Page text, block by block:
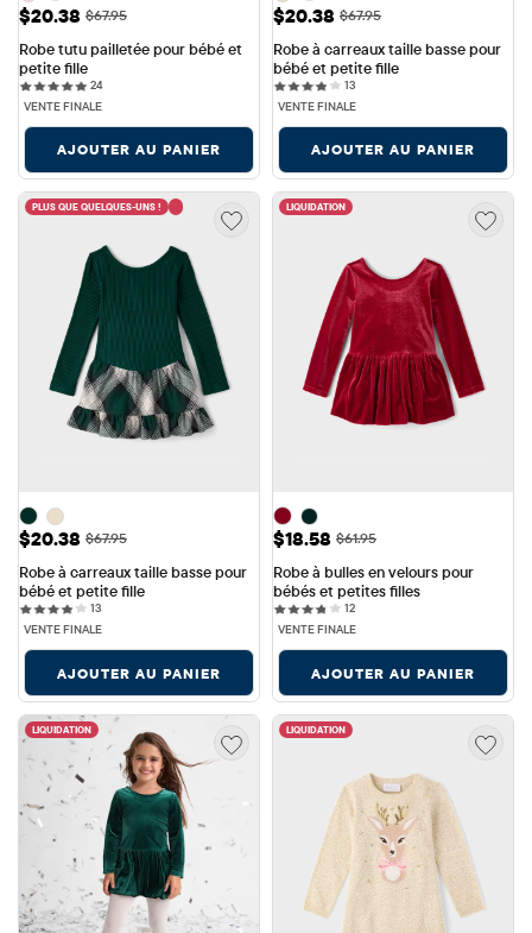
Prix ​​de vente: $20.38
$20.38 Prix ​​d'origine: $67.95
$67.95
Robe tutu pailletée pour bébé et
petite fille
2424 reviews
VENTE FINALE
AJOUTER AU PANIER
Prix ​​de vente: $20.38
$20.38 Prix ​​d'origine: $67.95
$67.95
Robe à carreaux taille basse pour
bébé et petite fille
1313 reviews
VENTE FINALE
AJOUTER AU PANIER
PLUS QUE QUELQUES-UNS !
Prix ​​de vente: $20.38
$20.38 Prix ​​d'origine: $67.95
$67.95
Robe à carreaux taille basse pour
bébé et petite fille
1313 reviews
VENTE FINALE
AJOUTER AU PANIER
LIQUIDATION
Prix ​​de vente: $18.58
$18.58 Prix ​​d'origine: $61.95
$61.95
Robe à bulles en velours pour
bébés et petites filles
1212 reviews
VENTE FINALE
AJOUTER AU PANIER
LIQUIDATION LIQUIDATION